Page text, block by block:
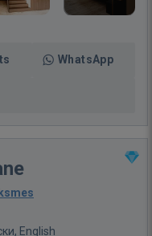
WhatsApp
English